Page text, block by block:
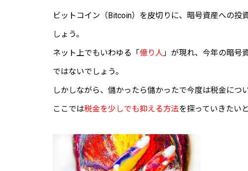
ビットコイン（Bitcoin）を皮切りに、暗号資産への
しょう。
ネット上でもいわゆる「 億り人」が現れ、今年の暗号
ではないでしょう。
しかしながら、儲かったら儲かったで今度は税金につ
ここでは税金を少しでも抑える方法を探っていきたい